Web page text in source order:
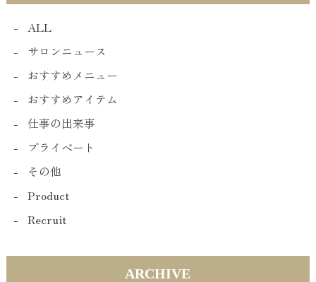
ALL
サロンニュース
おすすめメニュー
おすすめアイテム
仕事の出来事
プライベート
その他
Product
Recruit
ARCHIVE